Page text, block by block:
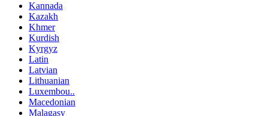
Kannada
Kazakh
Khmer
Kurdish
Kyrgyz
Latin
Latvian
Lithuanian
Luxembou..
Macedonian
Malagasy